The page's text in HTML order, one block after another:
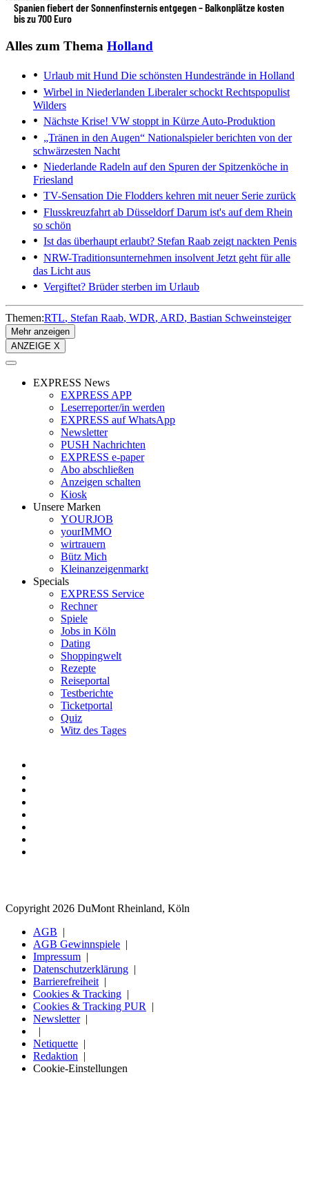
Spanien fiebert der Sonnenfinsternis entgegen – Balkonplätze kosten
bis zu 700 Euro
Alles zum Thema Holland
Urlaub mit Hund Die schönsten Hundestrände in Holland
Wirbel in Niederlanden Liberaler schockt Rechtspopulist
Wilders
Nächste Krise! VW stoppt in Kürze Auto-Produktion
„Tränen in den Augen“ Nationalspieler berichten von der
schwärzesten Nacht
Niederlande Radeln auf den Spuren der Spitzenköche in
Friesland
TV-Sensation Die Flodders kehren mit neuer Serie zurück
Flusskreuzfahrt ab DüsseldorfDarum ist's auf dem Rhein
so schön
Ist das überhaupt erlaubt? Stefan Raab zeigt nackten Penis
NRW-Traditionsunternehmen insolvent Jetzt geht für alle
das Licht aus
Vergiftet? Brüder sterben im Urlaub
Themen:RTL Stefan Raab WDR ARD Bastian Schweinsteiger
Mehr anzeigen
ANZEIGE X
EXPRESS News
EXPRESS APP
Leserreporter/in werden
EXPRESS auf WhatsApp
Newsletter
PUSH Nachrichten
EXPRESS e-paper
Abo abschließen
Anzeigen schalten
Kiosk
Unsere Marken
YOURJOB
yourIMMO
wirtrauern
Bütz Mich
Kleinanzeigenmarkt
Specials
EXPRESS Service
Rechner
Spiele
Jobs in Köln
Dating
Shoppingwelt
Rezepte
Reiseportal
Testberichte
Ticketportal
Quiz
Witz des Tages
Copyright 2026 DuMont Rheinland, Köln
AGB
AGB Gewinnspiele
Impressum
Datenschutzerklärung
Barrierefreiheit
Cookies & Tracking
Cookies & Tracking PUR
Newsletter
Netiquette
Redaktion
Cookie-Einstellungen